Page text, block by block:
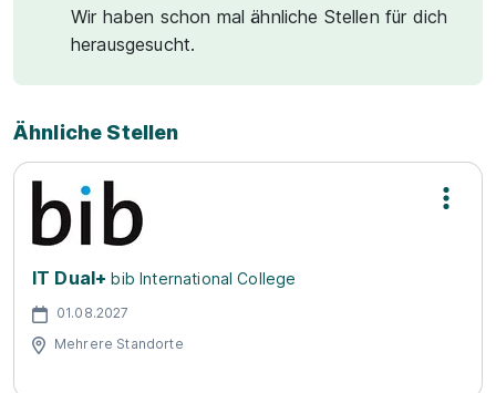
Wir haben schon mal ähnliche Stellen für dich
herausgesucht.
Ähnliche Stellen
IT Dual+ bib International College
01.08.2027
Mehrere Standorte